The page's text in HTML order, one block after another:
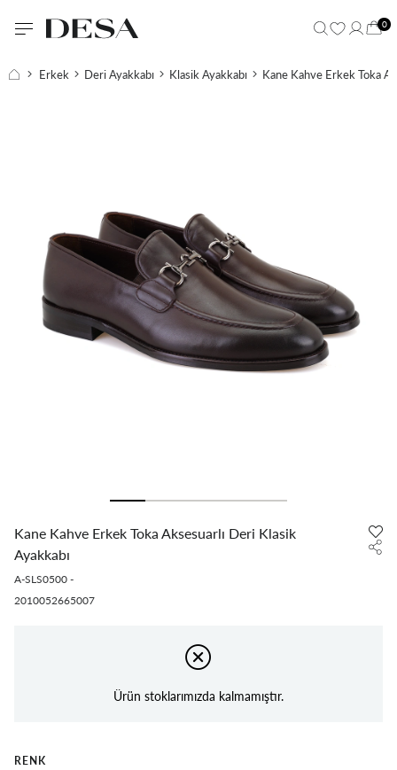
0
Erkek Deri Ayakkabı Klasik Ayakkabı Kane Kahve Erkek Toka
Kane Kahve Erkek Toka Aksesuarlı Deri Klasik
Ayakkabı
A-SLS0500 -
2010052665007
Ürün stoklarımızda kalmamıştır.
RENK